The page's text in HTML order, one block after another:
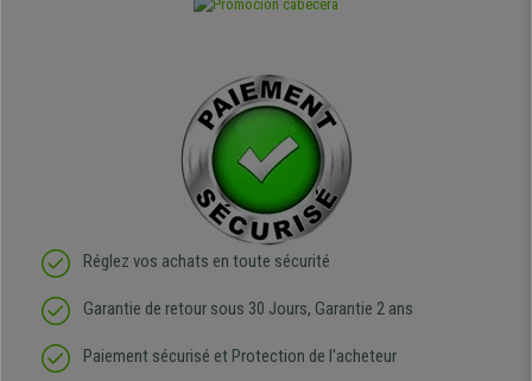
Réglez vos achats en toute sécurité
Garantie de retour sous 30 Jours, Garantie 2 ans
Paiement sécurisé et Protection de l'acheteur